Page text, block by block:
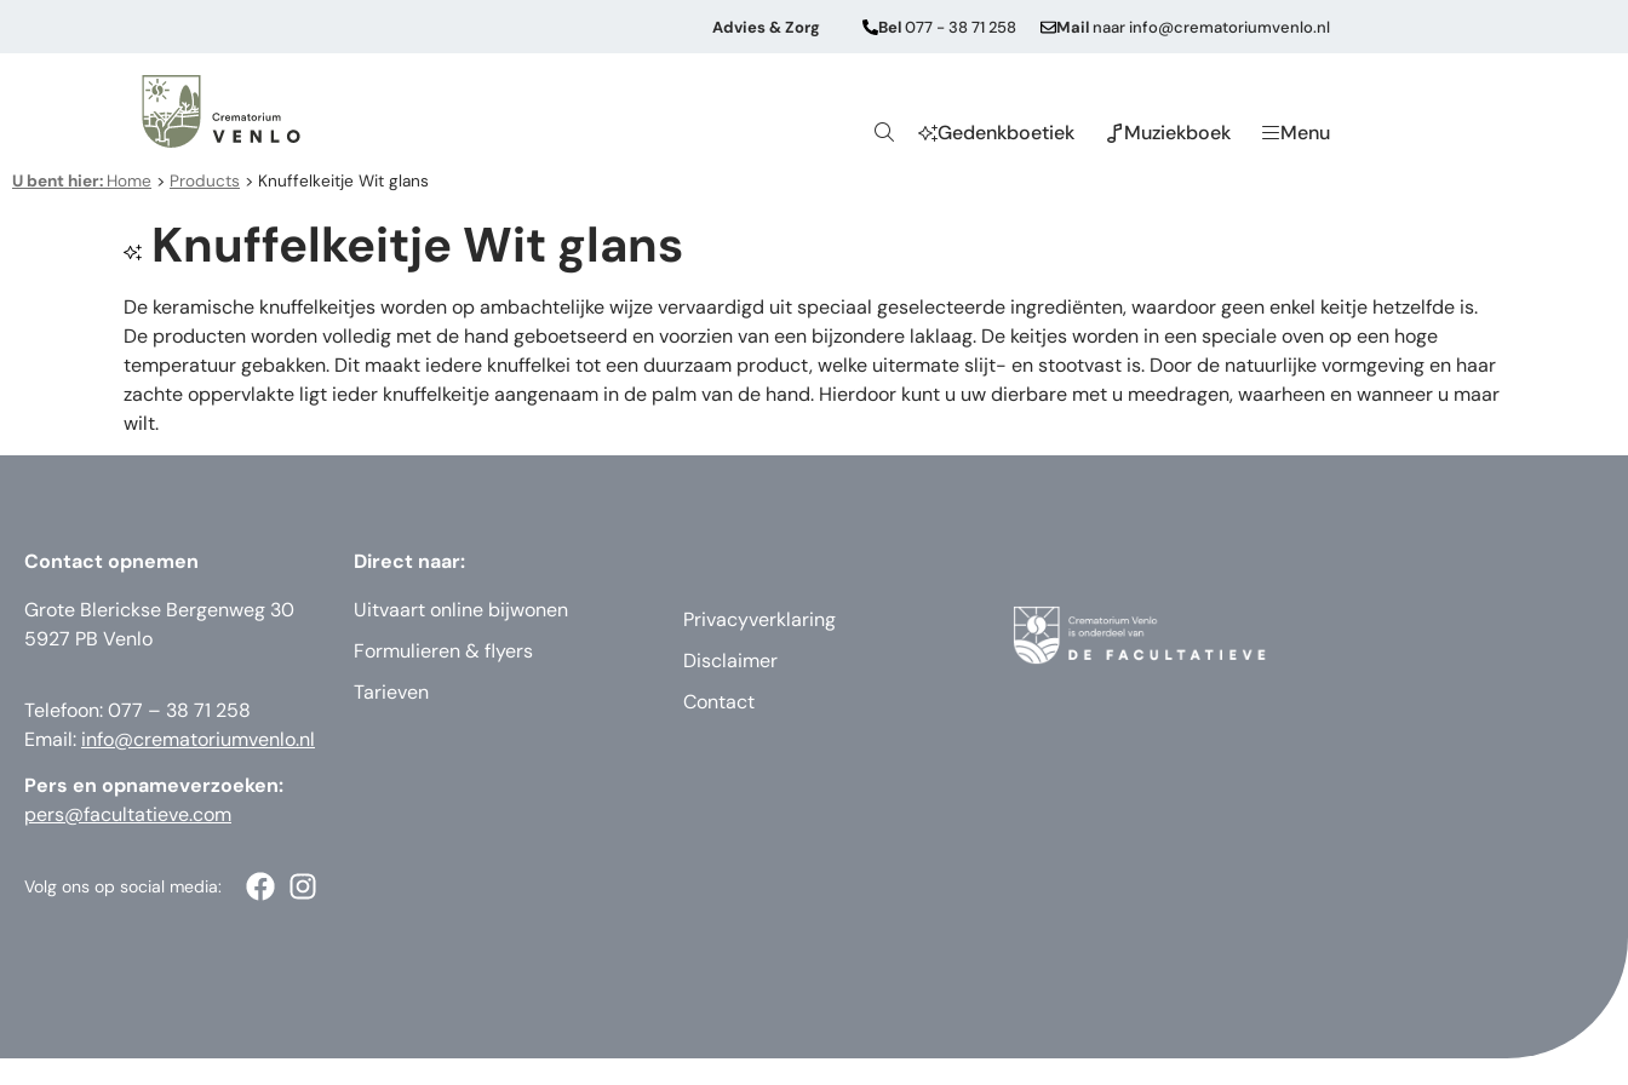
Advies & Zorg Bel077 - 38 71 258 Mail naarinfo@crematoriumvenlo.nl
Gedenkboetiek Muziekboek Menu
U bent hier: Home > Products > Knuffelkeitje Wit glans
Knuffelkeitje Wit glans
De keramische knuffelkeitjes worden op ambachtelijke wijze vervaardigd uit speciaal geselecteerde ingrediënten, waardoor geen enkel keitje hetzelfde is.
De producten worden volledig met de hand geboetseerd en voorzien van een bijzondere laklaag. De keitjes worden in een speciale oven op een hoge
temperatuur gebakken. Dit maakt iedere knuffelkei tot een duurzaam product, welke uitermate slijt- en stootvast is. Door de natuurlijke vormgeving en haar
zachte oppervlakte ligt ieder knuffelkeitje aangenaam in de palm van de hand. Hierdoor kunt u uw dierbare met u meedragen, waarheen en wanneer u maar
wilt.
Contact opnemen
Grote Blerickse Bergenweg 30
5927 PB Venlo
Telefoon: 077 – 38 71 258
Email: info@crematoriumvenlo.nl
Pers en opnameverzoeken:
pers@facultatieve.com
Direct naar:
Uitvaart online bijwonen
Formulieren & flyers
Tarieven
Privacyverklaring
Disclaimer
Contact
Volg ons op social media: